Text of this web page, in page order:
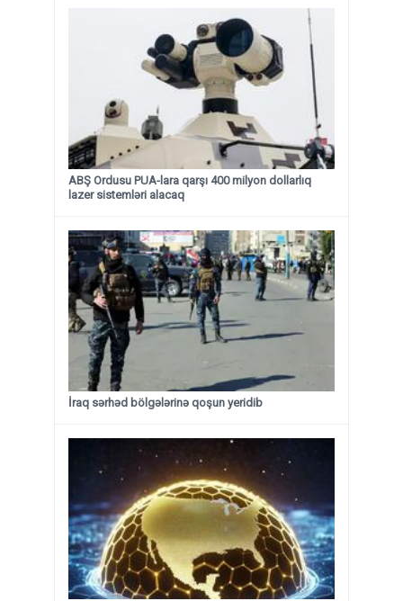
ABŞ Ordusu PUA-lara qarşı 400 milyon dollarlıq
lazer sistemləri alacaq
İraq sərhəd bölgələrinə qoşun yeridib